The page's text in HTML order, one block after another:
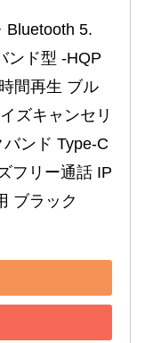
Bluetooth 5.
ンド型 -HQP
間再生 ブル
ズキャンセリ
ンド Type-C
フリー通話 IP
ブラック